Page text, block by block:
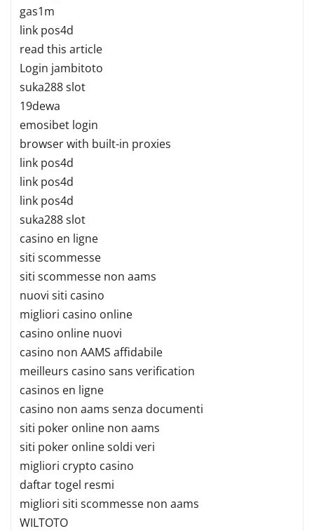
gas1m
link pos4d
read this article
Login jambitoto
suka288 slot
19dewa
emosibet login
browser with built-in proxies
link pos4d
link pos4d
link pos4d
suka288 slot
casino en ligne
siti scommesse
siti scommesse non aams
nuovi siti casino
migliori casino online
casino online nuovi
casino non AAMS affidabile
meilleurs casino sans verification
casinos en ligne
casino non aams senza documenti
siti poker online non aams
siti poker online soldi veri
migliori crypto casino
daftar togel resmi
migliori siti scommesse non aams
WILTOTO